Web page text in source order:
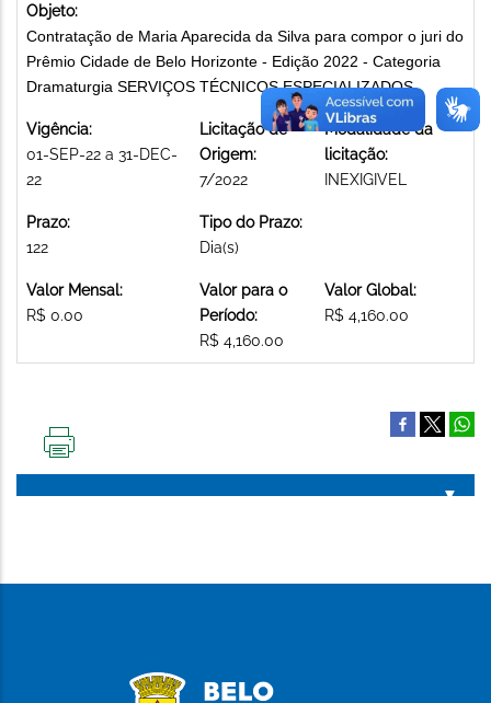
Objeto:
Contratação de Maria Aparecida da Silva para compor o juri do
Prêmio Cidade de Belo Horizonte - Edição 2022 - Categoria
Dramaturgia SERVIÇOS TÉCNICOS ESPECIALIZADOS
Vigência:
01-SEP-22 a 31-DEC-
22
Licitação de
Origem:
7/2022
Modalidade da
licitação:
INEXIGIVEL
Prazo:
122
Tipo do Prazo:
Dia(s)
Valor Mensal:
R$ 0.00
Valor para o
Período:
R$ 4,160.00
Valor Global:
R$ 4,160.00
PÁGINA